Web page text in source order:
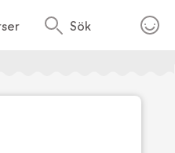
Sök
Foto:Tv4